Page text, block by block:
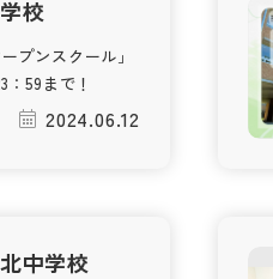
校
プンスクール」
59まで！
2024.06.12
中学校